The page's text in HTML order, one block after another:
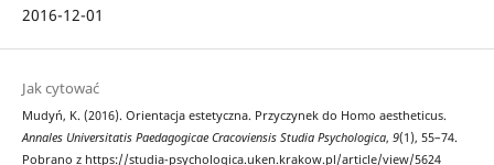
2016-12-01
Jak cytować
Mudyń, K. (2016). Orientacja estetyczna. Przyczynek do Homo aestheticus.
Annales Universitatis Paedagogicae Cracoviensis Studia Psychologica, 9(1), 55–74.
Pobrano z https://studia-psychologica.uken.krakow.pl/article/view/5624